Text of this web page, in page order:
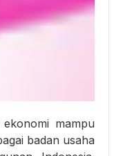
mampu
badan usaha